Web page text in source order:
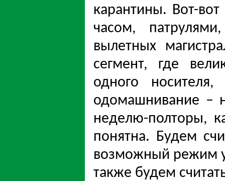
карантины. Вот-
часом,
вылетных
сегмент, где
одного
одомашнивание –
неделю-полторы,
понятна. Будем
возможный режим
также будем